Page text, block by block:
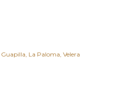
Guapilla La Paloma Velera